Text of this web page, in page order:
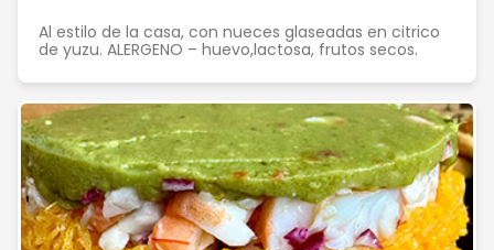
Al estilo de la casa, con nueces glaseadas en citrico
de yuzu. ALERGENO – huevo,lactosa, frutos secos.